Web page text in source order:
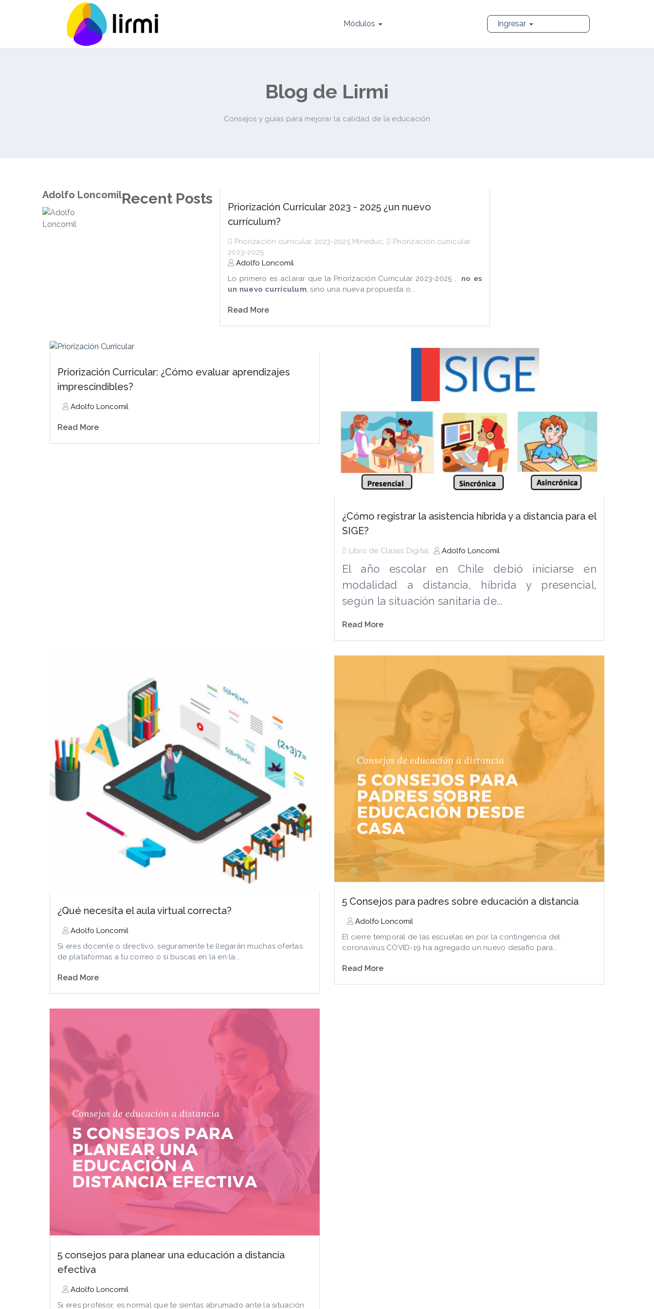
Módulos Ingresar
Blog de Lirmi
Consejos y guías para mejorar la calidad de la educación
Adolfo LoncomilRecent Posts
Priorización Curricular 2023 - 2025 ¿un nuevo
currículum?
Priorización curricular 2023-2025 Mineduc,
Priorización curricular
2023-2025
Adolfo Loncomil
Lo primero es aclarar que la Priorización Curricular 2023-2025 , no es
un nuevo currículum, sino una nueva propuesta o...
Read More
Priorización Curricular: ¿Cómo evaluar aprendizajes
imprescindibles?
Adolfo Loncomil
Read More
¿Cómo registrar la asistencia híbrida y a distancia para el
SIGE?
Libro de Clases Digital Adolfo Loncomil
El año escolar en Chile debió iniciarse en
modalidad a distancia, híbrida y presencial,
según la situación sanitaria de...
Read More
¿Qué necesita el aula virtual correcta?
Adolfo Loncomil
Si eres docente o directivo, seguramente te llegarán muchas ofertas
de plataformas a tu correo o si buscas en la en la...
Read More
5 Consejos para padres sobre educación a distancia
Adolfo Loncomil
El cierre temporal de las escuelas en por la contingencia del
coronavirus COVID-19 ha agregado un nuevo desafío para...
Read More
5 consejos para planear una educación a distancia
efectiva
Adolfo Loncomil
Si eres profesor, es normal que te sientas abrumado ante la situación